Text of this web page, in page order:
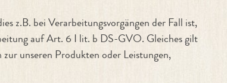
z.B. bei Verarbeitungsvorgängen der Fall ist,
auf Art. 6 I lit. b DS-GVO. Gleiches gilt
unseren Produkten oder Leistungen,